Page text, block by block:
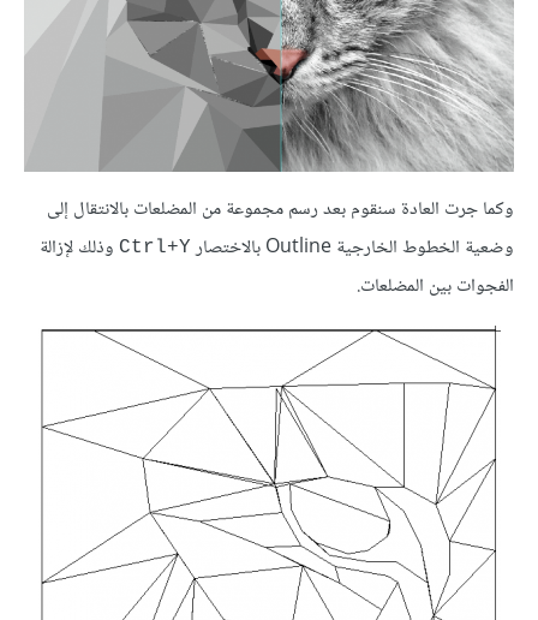
وكما جرت العادة سنقوم بعد رسم مجموعة من المضلعات بالانتقال إلى
وضعية الخطوط الخارجية Outline بالاختصار
Ctrl+Y وذلك لإزالة
الفجوات بين المضلعات.